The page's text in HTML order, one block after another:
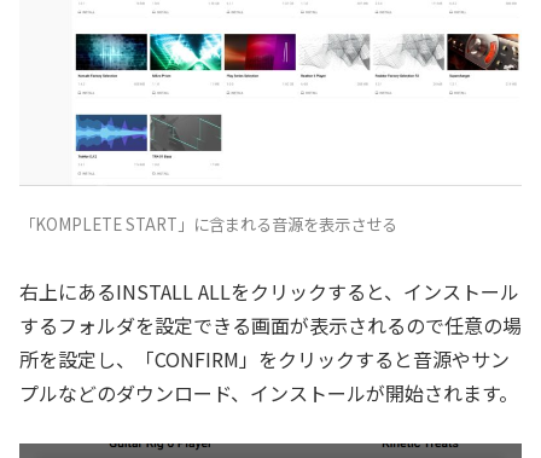
「KOMPLETE START」に含まれる音源を表示させる
右上にあるINSTALL ALLをクリックすると、インストール
するフォルダを設定できる画面が表示されるので任意の場
所を設定し、「CONFIRM」をクリックすると音源やサン
プルなどのダウンロード、インストールが開始されます。